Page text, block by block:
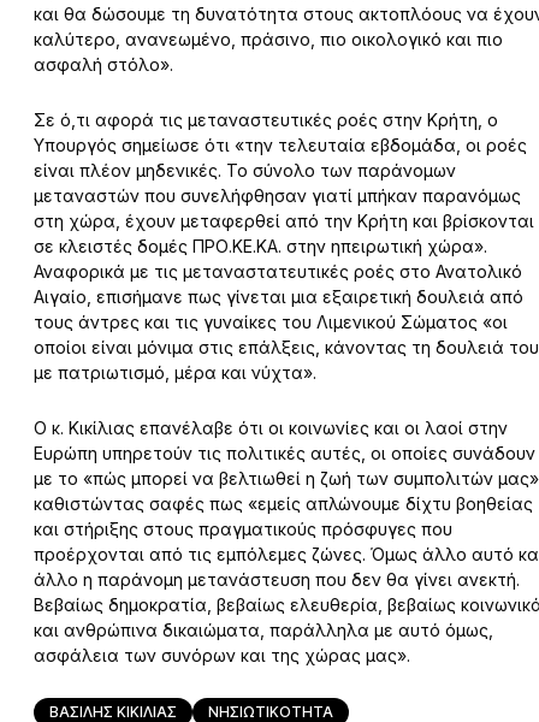
και θα δώσουμε τη δυνατότητα στους ακτοπλόους να
καλύτερο, ανανεωμένο, πράσινο, πιο οικολογικό και πιο
ασφαλή στόλο».
Σε ό,τι αφορά τις μεταναστευτικές ροές στην Κρήτη, ο
Υπουργός σημείωσε ότι «την τελευταία εβδομάδα, οι ροές
είναι πλέον μηδενικές. Το σύνολο των παράνομων
μεταναστών που συνελήφθησαν γιατί μπήκαν παρανόμως
στη χώρα, έχουν μεταφερθεί από την Κρήτη και βρίσκονται
σε κλειστές δομές ΠΡΟ.ΚΕ.ΚΑ. στην ηπειρωτική χώρα».
Αναφορικά με τις μεταναστατευτικές ροές στο Ανατολικό
Αιγαίο, επισήμανε πως γίνεται μια εξαιρετική δουλειά από
τους άντρες και τις γυναίκες του Λιμενικού Σώματος «οι
οποίοι είναι μόνιμα στις επάλξεις, κάνοντας τη δουλειά
με πατριωτισμό, μέρα και νύχτα».
Ο κ. Κικίλιας επανέλαβε ότι οι κοινωνίες και οι λαοί στην
Ευρώπη υπηρετούν τις πολιτικές αυτές, οι οποίες συνάδουν
με το «πώς μπορεί να βελτιωθεί η ζωή των συμπολιτών
καθιστώντας σαφές πως «εμείς απλώνουμε δίχτυ βοηθείας
και στήριξης στους πραγματικούς πρόσφυγες που
προέρχονται από τις εμπόλεμες ζώνες. Όμως άλλο αυτό
άλλο η παράνομη μετανάστευση που δεν θα γίνει ανεκτή.
Βεβαίως δημοκρατία, βεβαίως ελευθερία, βεβαίως
και ανθρώπινα δικαιώματα, παράλληλα με αυτό όμως,
ασφάλεια των συνόρων και της χώρας μας».
ΒΑΣΙΛΗΣ ΚΙΚΙΛΙΑΣ ΝΗΣΙΩΤΙΚΟΤΗΤΑ